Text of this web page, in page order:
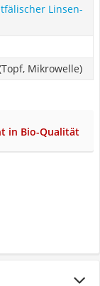
Linsen-
Mikrowelle)
in Bio-Qualität